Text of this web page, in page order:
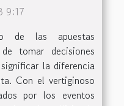
9:17
de las apuestas
tomar decisiones
la diferencia
Con el vertiginoso
por los eventos